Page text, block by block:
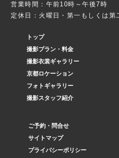
営業時間：午前10時～午後7時
定休日：火曜日・第一もしくは第
トップ
撮影プラン・料金
撮影衣裳ギャラリー
京都ロケーション
フォトギャラリー
撮影スタッフ紹介
ご予約・問合せ
サイトマップ
プライバシーポリシー